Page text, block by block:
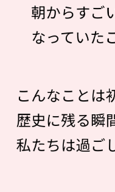
朝からすご
なっていた
こんなことは
歴史に残る瞬
私たちは過ご